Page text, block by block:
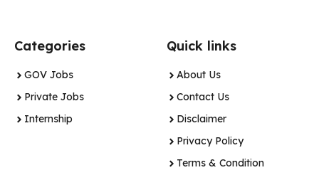
Categories
GOV Jobs
Private Jobs
Internship
Quick links
About Us
Contact Us
Disclaimer
Privacy Policy
Terms & Condition